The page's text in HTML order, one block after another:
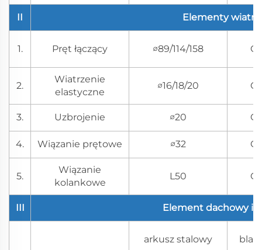
II Elementy
1. Pręt łączący ∅89/114/158
2.
Wiatrzenie
elastyczne
∅16/18/20
3. Uzbrojenie ∅20
4. Wiązanie prętowe ∅32
5.
Wiązanie
kolankowe
L50
III Element dachowy i
arkusz stalowy